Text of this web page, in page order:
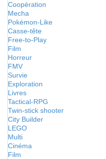
Coopération
Mecha
Pokémon-Like
Casse-tête
Free-to-Play
Film
Horreur
FMV
Survie
Exploration
Livres
Tactical-RPG
Twin-stick shooter
City Builder
LEGO
Multi
Cinéma
Film